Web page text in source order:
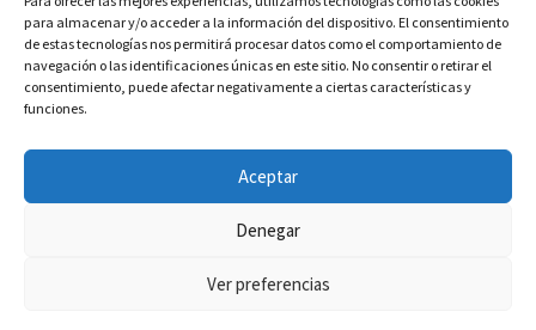
para almacenar y/o acceder a la información del dispositivo. El consentimiento
de estas tecnologías nos permitirá procesar datos como el comportamiento de
navegación o las identificaciones únicas en este sitio. No consentir o retirar el
consentimiento, puede afectar negativamente a ciertas características y
funciones.
Aceptar
Denegar
Ver preferencias
RED DE DISTRIBUCIÓN
Distribuidores en México y Octaedro internacional